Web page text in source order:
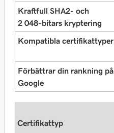
Kraftfull SHA2- och
2 048-bitars kryptering
Kompatibla certifikattyper
Förbättrar din rankning på
Google
‌‌Certifikattyp‌‌